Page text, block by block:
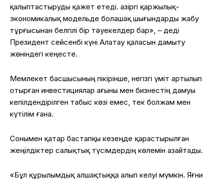
қалыптастыруды қажет етеді. Қазіргі қаржылық-
экономикалық модельде болашақ шығындарды жабу
тұрғысынан белгілі бір тәуекелдер бар», – деді
Президент сейсенбі күні Алатау қаласын дамыту
жөніндегі кеңесте.
Мемлекет басшысының пікірінше, негізгі үміт артылып
отырған инвестициялар ағыны мен бизнестің дамуы
кепілдендірілген табыс көзі емес, тек болжам мен
күтілім ғана.
Сонымен қатар бастапқы кезеңде қарастырылған
жеңілдіктер салықтық түсімдердің көлемін азайтады.
«Бұл құрылымдық алшақтыққа алып келуі мүмкін. Яғни